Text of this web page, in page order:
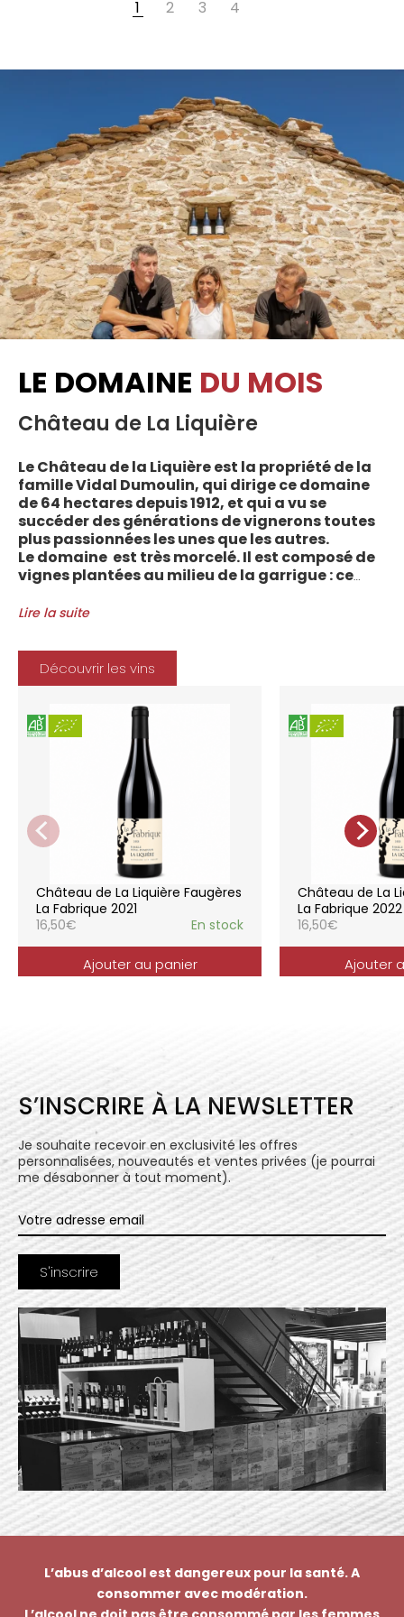
1 2 3 4
LE DOMAINE DU MOIS
Château de La Liquière
Le Château de la Liquière est la propriété de la
famille Vidal Dumoulin, qui dirige ce domaine
de 64 hectares depuis 1912, et qui a vu se
succéder des générations de vignerons toutes
plus passionnées les unes que les autres.
Le domaine est très morcelé. Il est composé de
vignes plantées au milieu de la garrigue : ce
entre les villages d’Autignac, Caussiniojouls,
l’Appellation. La grande majorité des parcelles,
sur sols de schistes, font face au sud, à la
Méditerranée.
Le vignoble du Château de la Liquière est
agriculture biologique depuis 2008 et 2012
marque le premier millésime certifié du
domaine. Les soins apportés y sont conformes :
pratiques respectueuses de l’environnement et
de la vigne, vendanges manuelles, vinifications
soignées et strictement suivies.
La gamme des vins du Château de la
Liquière est adaptée à chaque style de
consommation, à chaque moment de la vie,
elle reflète parfaitement la pureté de
l’expression du terroir.
Lire la suite
Découvrir les vins
Château de La Liquière Faugères
La Fabrique 2021
16,50€ En stock
Ajouter au panier
Château de La
La Fabrique 2022
16,50€
Ajouter
S’INSCRIRE À LA NEWSLETTER
Je souhaite recevoir en exclusivité les offres
personnalisées, nouveautés et ventes privées (je pourrai
me désabonner à tout moment).
L’abus d’alcool est dangereux pour la santé. A
consommer avec modération.